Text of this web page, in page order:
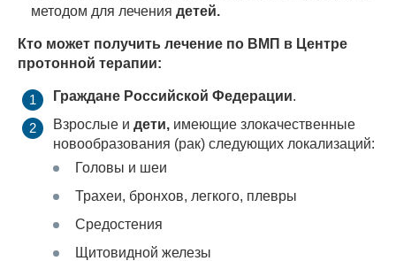
методом для лечения детей.
Кто может получить лечение по ВМП в Центре
протонной терапии:
Граждане Российской Федерации.
Взрослые и дети, имеющие злокачественные
новообразования (рак) следующих локализаций:
Головы и шеи
Трахеи, бронхов, легкого, плевры
Средостения
Щитовидной железы